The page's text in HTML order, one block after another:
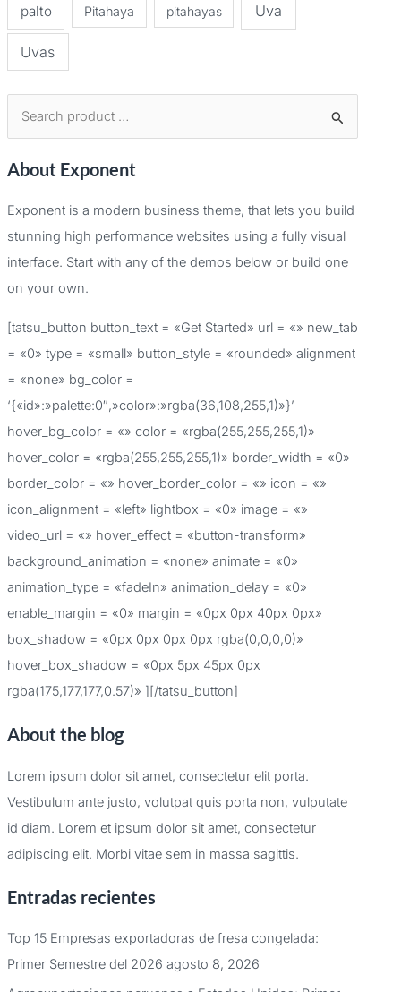
palto Pitahaya pitahayas Uva
Uvas
s
r
:
About Exponent
Exponent is a modern business theme, that lets you build
stunning high performance websites using a fully visual
interface. Start with any of the demos below or build one
on your own.
[tatsu_button button_text = «Get Started» url = «» new_tab
= «0» type = «small» button_style = «rounded» alignment
= «none» bg_color =
‘{«id»:»palette:0″,»color»:»rgba(36,108,255,1)»}’
hover_bg_color = «» color = «rgba(255,255,255,1)»
hover_color = «rgba(255,255,255,1)» border_width = «0»
border_color = «» hover_border_color = «» icon = «»
icon_alignment = «left» lightbox = «0» image = «»
video_url = «» hover_effect = «button-transform»
background_animation = «none» animate = «0»
animation_type = «fadeIn» animation_delay = «0»
enable_margin = «0» margin = «0px 0px 40px 0px»
box_shadow = «0px 0px 0px 0px rgba(0,0,0,0)»
hover_box_shadow = «0px 5px 45px 0px
rgba(175,177,177,0.57)» ][/tatsu_button]
About the blog
Lorem ipsum dolor sit amet, consectetur elit porta.
Vestibulum ante justo, volutpat quis porta non, vulputate
id diam. Lorem et ipsum dolor sit amet, consectetur
adipiscing elit. Morbi vitae sem in massa sagittis.
Entradas recientes
Top 15 Empresas exportadoras de fresa congelada:
Primer Semestre del 2026 agosto 8, 2026